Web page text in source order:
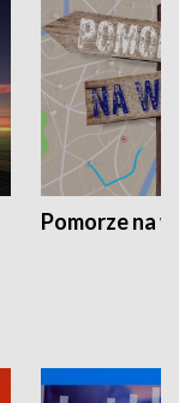
Pomorze na